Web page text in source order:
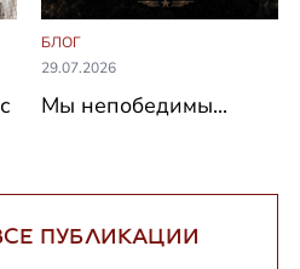
БЛОГ
29.07.2026
Мы непобедимы...
ПУБЛИКАЦИИ